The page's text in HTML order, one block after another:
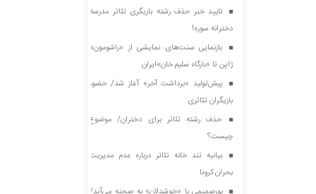
تایید خبر حذف رشته بازیگری تئاتر مدرسه
دخترانه سوره!
بازنمایی سنت‌های نمایشی از «راشومون»
ژاپن تا «بارگاه سلیم خان»ایران
پیش‌تولید «برداشت آخر» آغاز شد/ حضور
بازیگران تئاتری
حذف رشته تئاتر برای دختران/ موضوع
چیست؟
بیانیه تند خانه تئاتر درباره عدم مدیریت
بحران کرونا